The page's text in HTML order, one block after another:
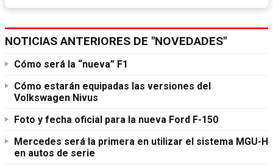
NOTICIAS ANTERIORES DE "NOVEDADES"
Cómo será la “nueva” F1
Cómo estarán equipadas las versiones del
Volkswagen Nivus
Foto y fecha oficial para la nueva Ford F-150
Mercedes será la primera en utilizar el sistema MGU-H
en autos de serie